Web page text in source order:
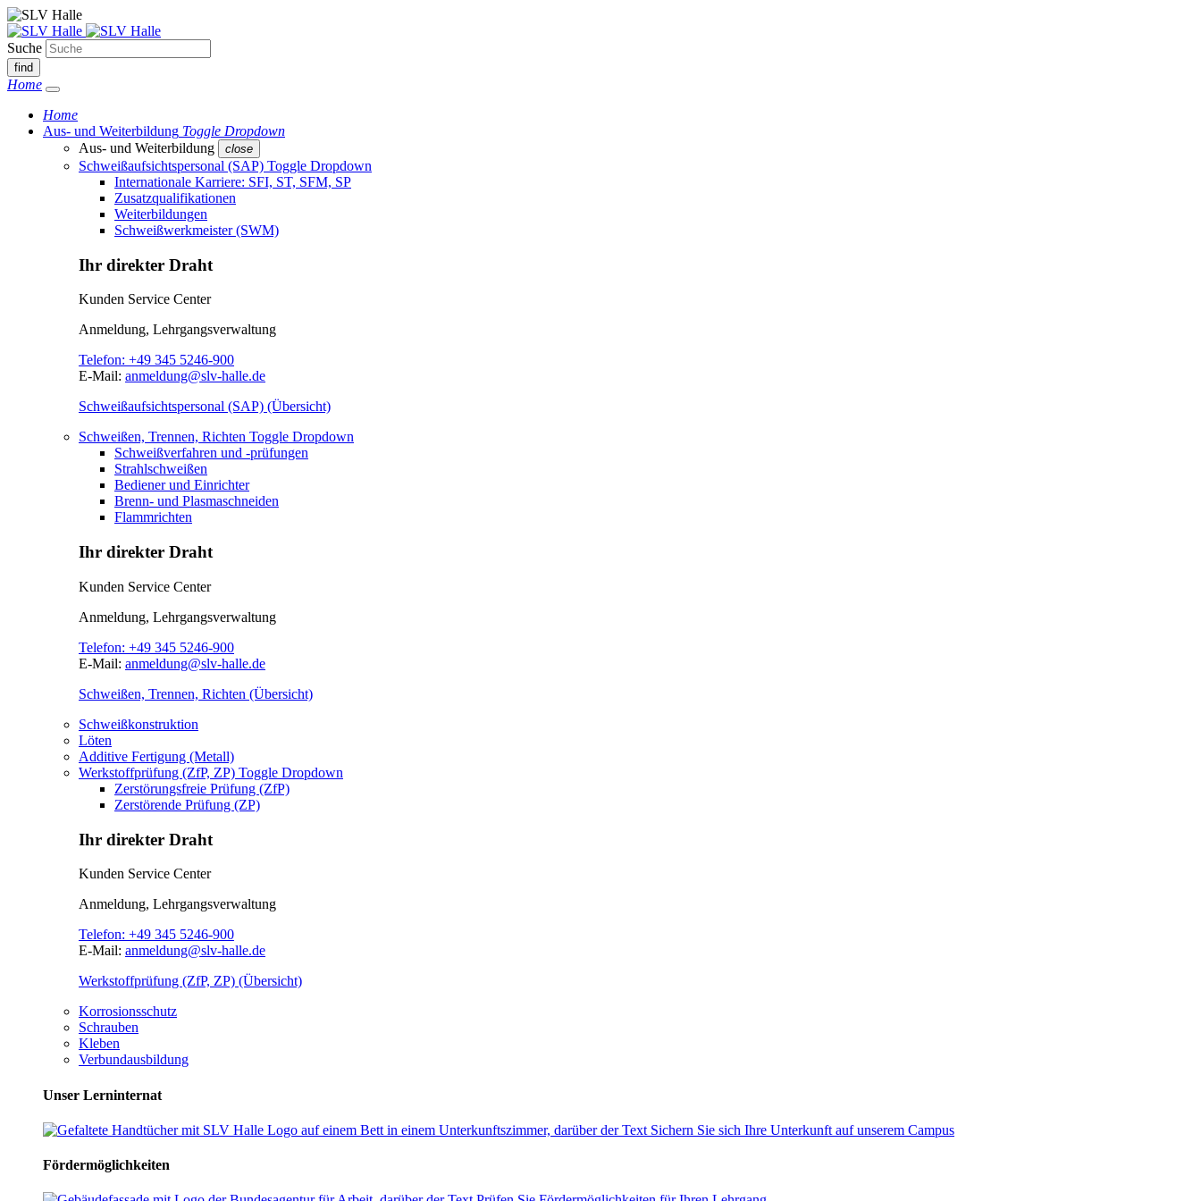
Suche
find
Home
Home
Aus- und Weiterbildung Toggle Dropdown
Aus- und Weiterbildung
close
Schweißaufsichtspersonal (SAP) Toggle Dropdown
Internationale Karriere: SFI, ST, SFM, SP
Zusatzqualifikationen
Weiterbildungen
Schweißwerkmeister (SWM)
Ihr direkter Draht
Kunden Service Center
Anmeldung, Lehrgangsverwaltung
Telefon: +49 345 5246-900
E-Mail: anmeldung@slv-halle.de
Schweißaufsichtspersonal (SAP) (Übersicht)
Schweißen, Trennen, Richten Toggle Dropdown
Schweißverfahren und -prüfungen
Strahlschweißen
Bediener und Einrichter
Brenn- und Plasmaschneiden
Flammrichten
Ihr direkter Draht
Kunden Service Center
Anmeldung, Lehrgangsverwaltung
Telefon: +49 345 5246-900
E-Mail: anmeldung@slv-halle.de
Schweißen, Trennen, Richten (Übersicht)
Schweißkonstruktion
Löten
Additive Fertigung (Metall)
Werkstoffprüfung (ZfP, ZP) Toggle Dropdown
Zerstörungsfreie Prüfung (ZfP)
Zerstörende Prüfung (ZP)
Ihr direkter Draht
Kunden Service Center
Anmeldung, Lehrgangsverwaltung
Telefon: +49 345 5246-900
E-Mail: anmeldung@slv-halle.de
Werkstoffprüfung (ZfP, ZP) (Übersicht)
Korrosionsschutz
Schrauben
Kleben
Verbundausbildung
Unser Lerninternat
Fördermöglichkeiten